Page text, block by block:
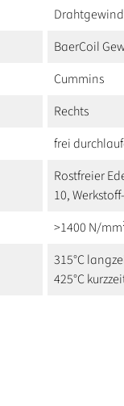
BaerCoil
Cummins
Rechts
frei
Rostfreier
10,
>1400 N/
315°C
425°C